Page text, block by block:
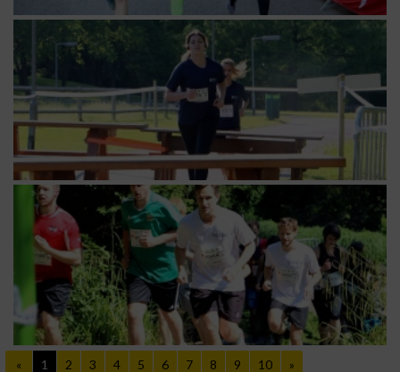
« 1 2 3 4 5 6 7 8 9 10 »